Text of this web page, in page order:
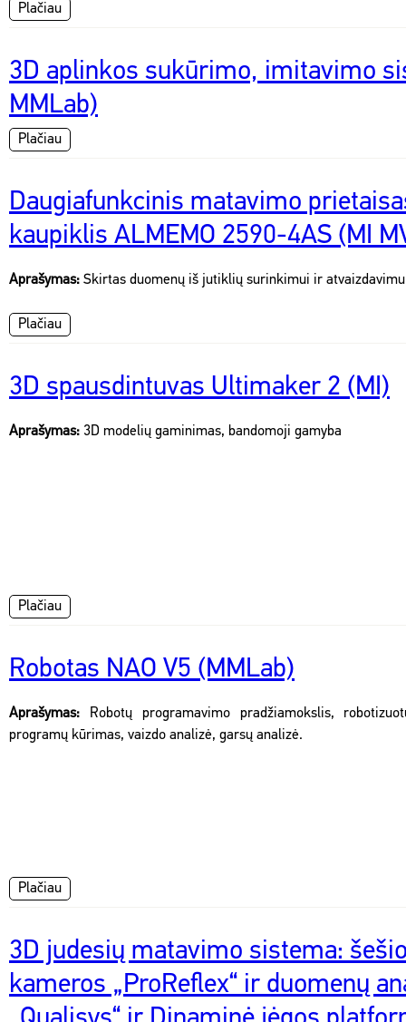
Plačiau
3D aplinkos sukūrimo, imitavimo
MMLab)
Plačiau
Daugiafunkcinis matavimo
kaupiklis ALMEMO 2590-4AS (MI
Aprašymas: Skirtas duomenų iš jutiklių surinkimui ir
Plačiau
3D spausdintuvas Ultimaker 2 (MI)
Aprašymas: 3D modelių gaminimas, bandomoji gamyba
Plačiau
Robotas NAO V5 (MMLab)
Aprašymas:
Robotų programavimo pradžiamokslis,
programų kūrimas, vaizdo analizė, garsų analizė.
Plačiau
3D judesių matavimo sistema:
kameros „ProReflex“ ir duomenų